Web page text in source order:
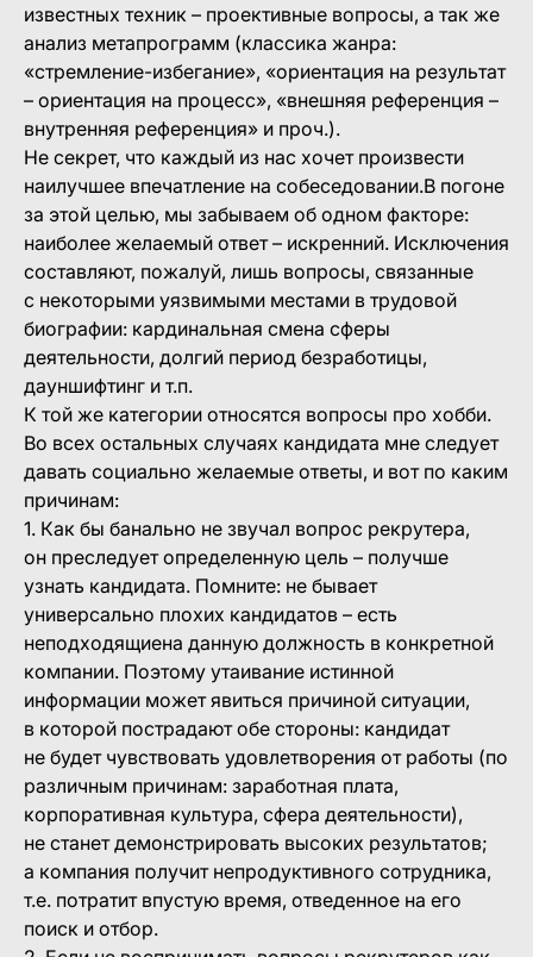
известных техник – проективные вопросы, а так же
анализ метапрограмм (классика жанра:
«стремление-избегание», «ориентация на результат
– ориентация на процесс», «внешняя референция –
внутренняя референция» и проч.).
Не секрет, что каждый из нас хочет произвести
наилучшее впечатление на собеседовании.В погоне
за этой целью, мы забываем об одном факторе:
наиболее желаемый ответ – искренний. Исключения
составляют, пожалуй, лишь вопросы, связанные
с некоторыми уязвимыми местами в трудовой
биографии: кардинальная смена сферы
деятельности, долгий период безработицы,
дауншифтинг и т.п.
К той же категории относятся вопросы про хобби.
Во всех остальных случаях кандидата мне следует
давать социально желаемые ответы, и вот по каким
причинам:
1. Как бы банально не звучал вопрос рекрутера,
он преследует определенную цель – получше
узнать кандидата. Помните: не бывает
универсально плохих кандидатов – есть
неподходящиена данную должность в конкретной
компании. Поэтому утаивание истинной
информации может явиться причиной ситуации,
в которой пострадают обе стороны: кандидат
не будет чувствовать удовлетворения от работы (по
различным причинам: заработная плата,
корпоративная культура, сфера деятельности),
не станет демонстрировать высоких результатов;
а компания получит непродуктивного сотрудника,
т.е. потратит впустую время, отведенное на его
поиск и отбор.